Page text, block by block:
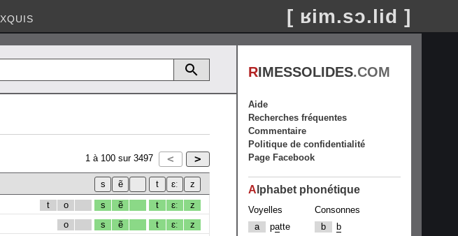
[ ʁim.sɔ.lid ]
1 à 100 sur 3497
t o s ẽ t ɛː z
o s ẽ t ɛː z
RIMESSOLIDES.COM
Aide
Recherches fréquentes
Commentaire
Politique de confidentialité
Page Facebook
A lphabet phonétique
Voyelles
a
patte
Consonnes
b
b